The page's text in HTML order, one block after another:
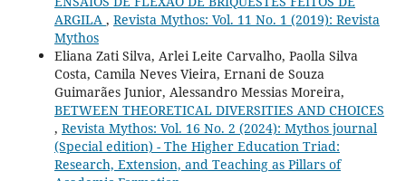
ARGILA , Revista Mythos: Vol. 11 No. 1 (2019): Revista
Mythos
Eliana Zati Silva, Arlei Leite Carvalho, Paolla Silva
Costa, Camila Neves Vieira, Ernani de Souza
Guimarães Junior, Alessandro Messias Moreira,
BETWEEN THEORETICAL DIVERSITIES AND CHOICES
, Revista Mythos: Vol. 16 No. 2 (2024): Mythos journal
(Special edition) - The Higher Education Triad:
Research, Extension, and Teaching as Pillars of